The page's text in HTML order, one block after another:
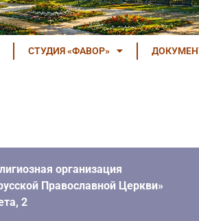
СТУДИЯ «ФАВОР»
организация
Православной Церкви»
2